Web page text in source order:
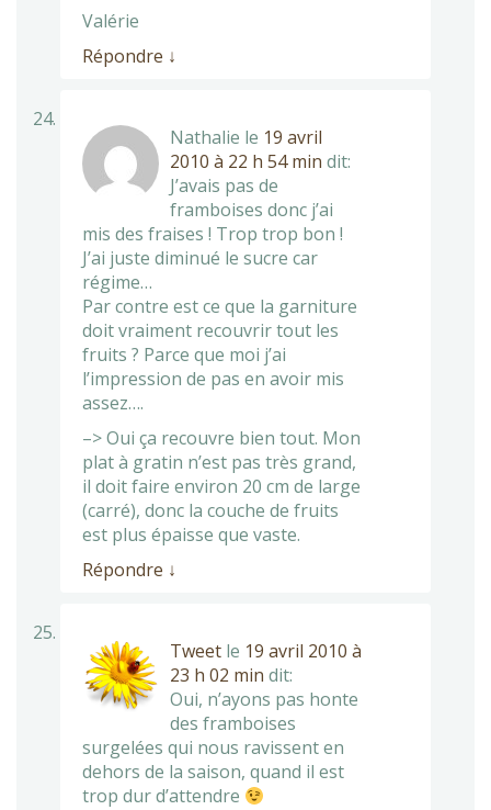
Valérie
Répondre ↓
Nathalie le 19 avril
2010 à 22 h 54 min dit:
J’avais pas de
framboises donc j’ai
mis des fraises ! Trop trop bon !
J’ai juste diminué le sucre car
régime…
Par contre est ce que la garniture
doit vraiment recouvrir tout les
fruits ? Parce que moi j’ai
l’impression de pas en avoir mis
assez….
–> Oui ça recouvre bien tout. Mon
plat à gratin n’est pas très grand,
il doit faire environ 20 cm de large
(carré), donc la couche de fruits
est plus épaisse que vaste.
Répondre ↓
Tweet le 19 avril 2010 à
23 h 02 min dit:
Oui, n’ayons pas honte
des framboises
surgelées qui nous ravissent en
dehors de la saison, quand il est
trop dur d’attendre